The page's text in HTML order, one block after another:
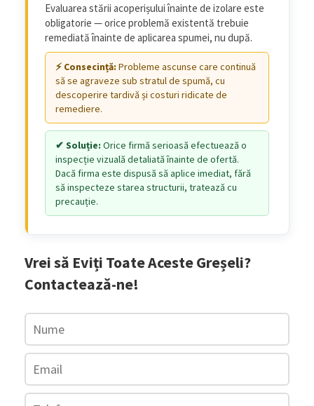
Evaluarea stării acoperișului înainte de izolare este
obligatorie — orice problemă existentă trebuie
remediată înainte de aplicarea spumei, nu după.
Probleme ascunse care continuă
să se agraveze sub stratul de spumă, cu
descoperire tardivă și costuri ridicate de
remediere.
Orice firmă serioasă efectuează o
inspecție vizuală detaliată înainte de ofertă.
Dacă firma este dispusă să aplice imediat, fără
să inspecteze starea structurii, tratează cu
precauție.
Vrei să Eviți Toate Aceste Greșeli?
Contactează-ne!